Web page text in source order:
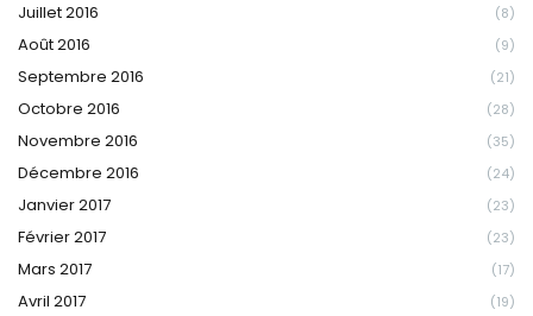
Juillet 2016 (8)
Août 2016 (9)
Septembre 2016 (21)
Octobre 2016 (28)
Novembre 2016 (35)
Décembre 2016 (24)
Janvier 2017 (23)
Février 2017 (23)
Mars 2017 (17)
Avril 2017 (19)